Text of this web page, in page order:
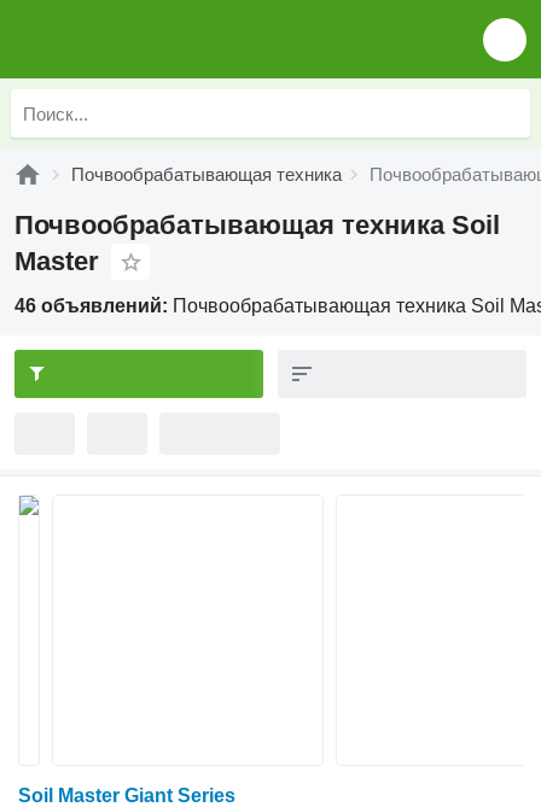
Почвообрабатывающая техника
Почвообрабатывающая техника Soil
Master
46 объявлений: Почвообрабатывающая техника Soil
Soil Master Giant Series